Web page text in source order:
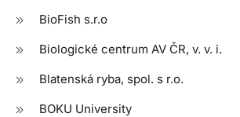
BioFish s.r.o
Biologické centrum AV ČR, v. v. i.
Blatenská ryba, spol. s r.o.
BOKU University